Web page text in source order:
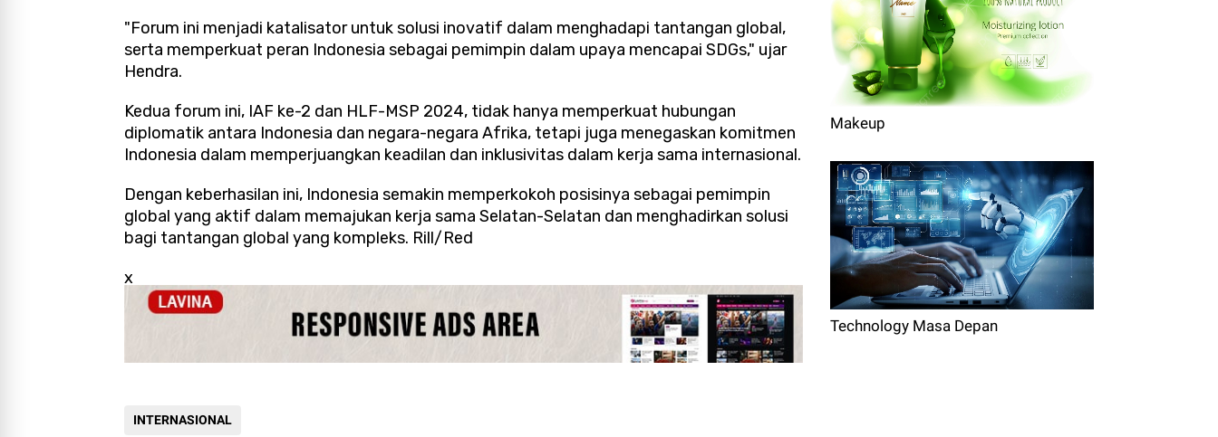
"Forum ini menjadi katalisator untuk solusi inovatif dalam menghadapi tantangan global,
serta memperkuat peran Indonesia sebagai pemimpin dalam upaya mencapai SDGs," ujar
Hendra.
Kedua forum ini, IAF ke-2 dan HLF-MSP 2024, tidak hanya memperkuat hubungan
diplomatik antara Indonesia dan negara-negara Afrika, tetapi juga menegaskan komitmen
Indonesia dalam memperjuangkan keadilan dan inklusivitas dalam kerja sama internasional.
Dengan keberhasilan ini, Indonesia semakin memperkokoh posisinya sebagai pemimpin
global yang aktif dalam memajukan kerja sama Selatan-Selatan dan menghadirkan solusi
bagi tantangan global yang kompleks. Rill/Red
x
INTERNASIONAL
Makeup
Technology Masa Depan